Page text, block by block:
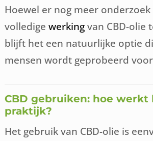
Hoewel er nog meer
volledigewerking van CBD-olie
blijft het een natuurlijke optie
mensen wordt geprobeerd
CBD gebruiken: hoe werkt
praktijk?
Het gebruik van CBD-olie is